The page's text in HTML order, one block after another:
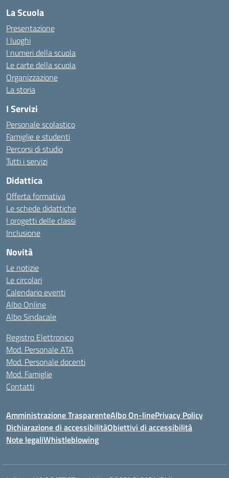
La Scuola
Presentazione
I luoghi
I numeri della scuola
Le carte della scuola
Organizzazione
La storia
I Servizi
Personale scolastico
Famiglie e studenti
Percorsi di studio
Tutti i servizi
Didattica
Offerta formativa
Le schede didattiche
I progetti delle classi
Inclusione
Novità
Le notizie
Le circolari
Calendario eventi
Albo Online
Albo Sindacale
Registro Elettronico
Mod. Personale ATA
Mod. Personale docenti
Mod. Famiglie
Contatti
Amministrazione TrasparenteAlbo On-linePrivacy Policy
Dichiarazione di accessibilitàObiettivi di accessibilità
Note legaliWhistleblowing